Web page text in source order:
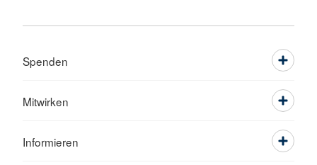
Spenden
Mitwirken
Informieren